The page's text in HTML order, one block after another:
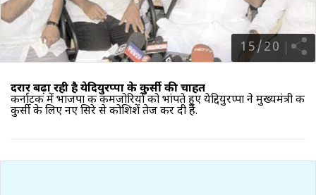
15/20
दरार बढ़ा रही है येदियुरप्‍पा के कुर्सी की चाहत
कर्नाटक में भाजपा की कमजोरियों को भांपते हुए येद्दियुरप्पा ने मुख्यमंत्री की
कुर्सी के लिए नए सिरे से कोशिशें तेज कर दी हैं.